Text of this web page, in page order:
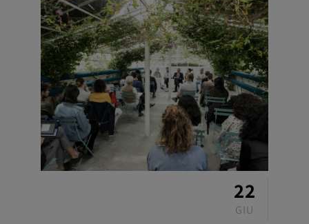
22
GIU